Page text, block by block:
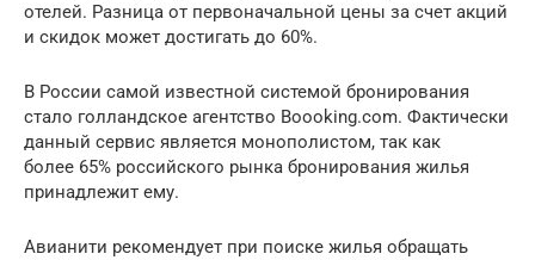
отелей. Разница от первоначальной цены за счет акций
и скидок может достигать до 60%.
В России самой известной системой бронирования
стало голландское агентство Boooking.com. Фактически
данный сервис является монополистом, так как
более 65% российского рынка бронирования жилья
принадлежит ему.
Авианити рекомендует при поиске жилья обращать